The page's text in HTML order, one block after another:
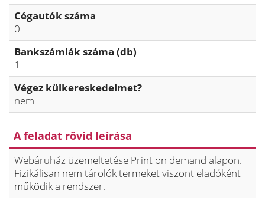
Cégautók száma
0
Bankszámlák száma (db)
1
Végez külkereskedelmet?
nem
A feladat rövid leírása
Webáruház üzemeltetése Print on demand alapon.
Fizikálisan nem tárolók termeket viszont eladóként
működik a rendszer.